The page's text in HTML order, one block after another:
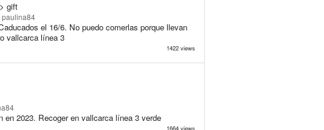
gift
paulina84
el 16/6. No puedo comerlas porque llevan
vallcarca línea 3
1422 views
en 2023. Recoger en vallcarca línea 3 verde
1664 views